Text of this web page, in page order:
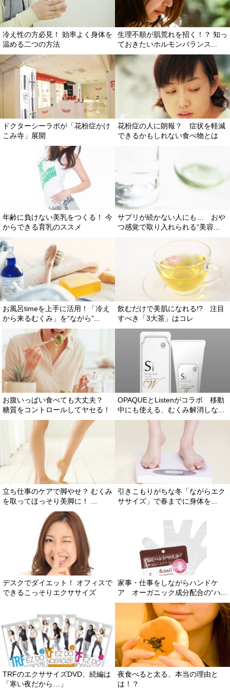
冷え性の方必見！ 効率よく身体を
温める二つの方法
生理不順が肌荒れを招く！？ 知っ
ておきたいホルモンバランス...
ドクターシーラボが「花粉症かけ
こみ寺」展開
花粉症の人に朗報？ 症状を軽減
できるかもしれない食べ物とは
年齢に負けない美乳をつくる！ 今
からできる育乳のススメ
サプリが続かない人にも… お
つ感覚で取り入れられる“美容...
お風呂timeを上手に活用！「冷え
から来るむくみ」を“ながら”...
飲むだけで美肌になれる!? 注目
すべき「3大茶」はコレ
お腹いっぱい食べても大丈夫？
糖質をコントロールしてヤセる！
OPAQUEとListenがコラボ 移動
中にも使える、むくみ解消しな...
立ち仕事のケアで脚やせ？ むくみ
を取ってほっそり美脚に！ ...
引きこもりがちな冬「ながらエク
ササイズ」で春までに身体を...
デスクでダイエット！ オフィスで
できるこっそりエクササイズ
家事・仕事をしながらハンドケ
ア オーガニック成分配合の“ハ...
TRFのエクササイズDVD、続編は
「寒い夜だから…」
夜食べると太る、本当の理由と
は！？